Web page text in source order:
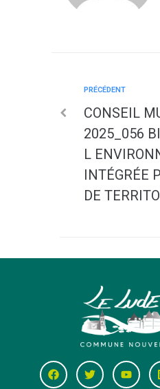
PRÉCÉDENT
CONSEIL
2025_056
L
INTÉGRÉE
DE